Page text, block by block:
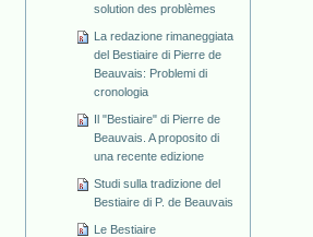
solution des problèmes
La redazione rimaneggiata
del Bestiaire di Pierre de
Beauvais: Problemi di
cronologia
Il "Bestiaire" di Pierre de
Beauvais. A proposito di
una recente edizione
Studi sulla tradizione del
Bestiaire di P. de Beauvais
Le Bestiaire